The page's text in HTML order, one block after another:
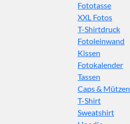
Fototasse
XXL Fotos
T-Shirtdruck
Fotoleinwand
Kissen
Fotokalender
Tassen
Caps & Mützen
T-Shirt
Sweatshirt